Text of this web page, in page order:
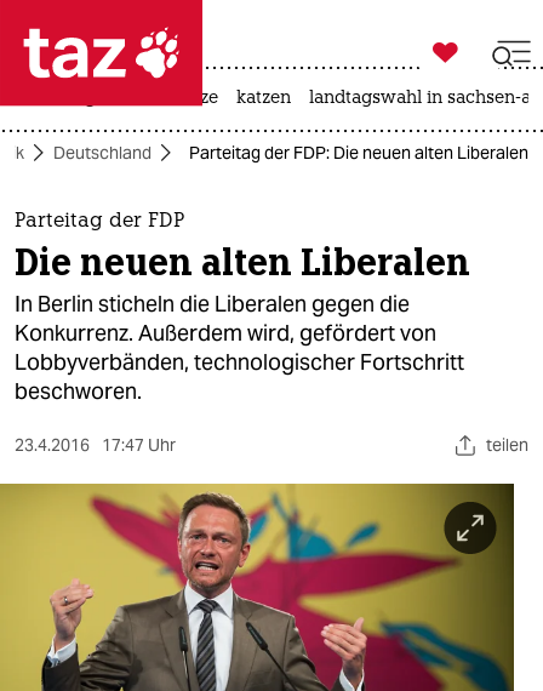
 taz zahl ich
taz zahl ich
themen
politik
öko
gesellschaft
kultur
sport
nord
wahrheit

taz zahl ich
hitze katzen landtagswahl in sachsen-
Deutschland Parteitag der FDP: Die neuen alten Liberalen
Parteitag der FDP
Die neuen alten Liberalen
In Berlin sticheln die Liberalen gegen die
Konkurrenz. Außerdem wird, gefördert von
Lobbyverbänden, technologischer Fortschritt
beschworen.
23.4.2016 17:47 Uhr teilen